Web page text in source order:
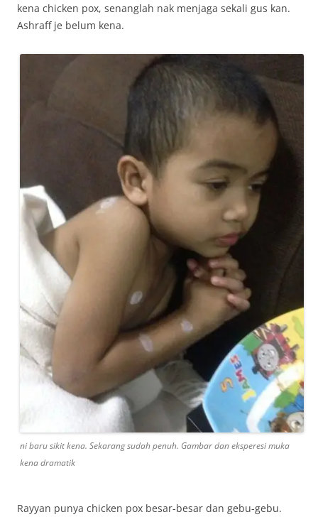
kena chicken pox, senanglah nak menjaga sekali gus kan.
Ashraff je belum kena.
ni baru sikit kena. Sekarang sudah penuh. Gambar dan eksperesi muka
kena dramatik
Rayyan punya chicken pox besar-besar dan gebu-gebu.